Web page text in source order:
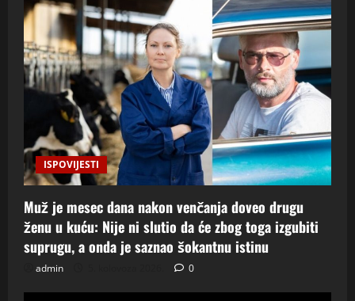
ISPOVIJESTI
Muž je mesec dana nakon venčanja doveo drugu
ženu u kuću: Nije ni slutio da će zbog toga izgubiti
suprugu, a onda je saznao šokantnu istinu
admin 0